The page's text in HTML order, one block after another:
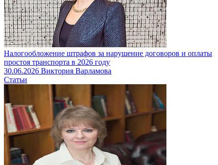
Налогообложение штрафов за нарушение договоров и оплаты
простоя транспорта в 2026 году
30.06.2026 Виктория Варламова
Статьи